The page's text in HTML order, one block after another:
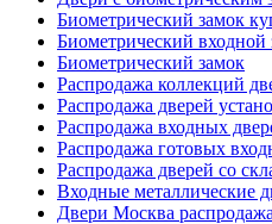
Биометрический замок
Биометрический входной
Биометрический замок
Распродажа коллекций
Распродажа дверей
Распродажа входных
Распродажа готовых
Распродажа дверей со
Входные металлические
Двери Москва